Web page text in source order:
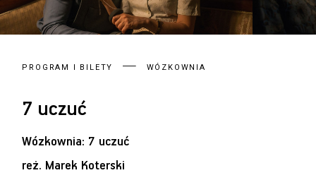
PROGRAM I BILETY WÓZKOWNIA
7 uczuć
Wózkownia: 7 uczuć
reż. Marek Koterski